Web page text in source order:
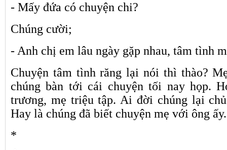
- Mấy đứa có chuyện chi?
Chúng cười;
- Anh chị em lâu ngày gặp nhau, tâm tình
Chuyện tâm tình răng lại nói thì thào?
chúng bàn tới cái chuyện tối nay họp.
trương, mẹ triệu tập. Ai đời chúng lại
Hay là chúng đã biết chuyện mẹ với ông ấy.
*